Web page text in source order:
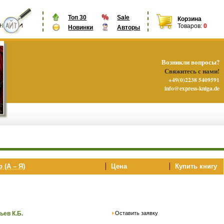
Топ 30
Sale
Новинки
Авторы
Корзина
Товаров: 0
(А – Я) Цена Купить книгу
К.Б. Оставить заявку
Возникли вопросы?
Свяжитесь с нами!
+49(0)2238 5409591
info@express-kniga.de